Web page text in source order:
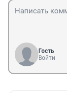
Гость
Войти